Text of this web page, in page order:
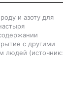
и азоту для
с другими
людей
источник: